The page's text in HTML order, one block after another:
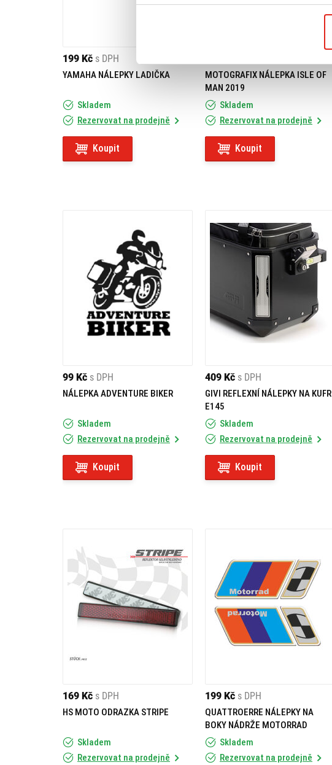
199 Kč s DPH
YAMAHA NÁLEPKY LADIČKA
Skladem
Rezervovat na prodejně
Koupit
MOTOGRAFIX NÁLEPKA ISLE OF
MAN 2019
Skladem
Rezervovat na prodejně
Koupit
99 Kč s DPH
NÁLEPKA ADVENTURE BIKER
Skladem
Rezervovat na prodejně
Koupit
409 Kč s DPH
GIVI REFLEXNÍ NÁLEPKY NA KUFR
E145
Skladem
Rezervovat na prodejně
Koupit
169 Kč s DPH
HS MOTO ODRAZKA STRIPE
Skladem
Rezervovat na prodejně
199 Kč s DPH
QUATTROERRE NÁLEPKY NA
BOKY NÁDRŽE MOTORRAD
Skladem
Rezervovat na prodejně